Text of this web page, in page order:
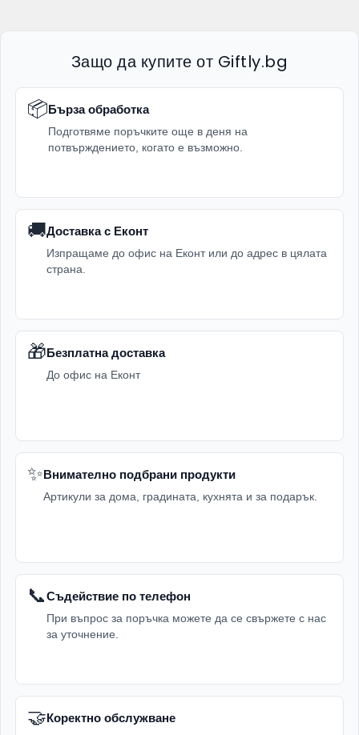
Защо да купите от Giftly.bg
📦Бърза обработка
Подготвяме поръчките още в деня на
потвърждението, когато е възможно.
🚚Доставка с Еконт
Изпращаме до офис на Еконт или до адрес в цялата
страна.
🎁Безплатна доставка
До офис на Еконт
✨Внимателно подбрани продукти
Артикули за дома, градината, кухнята и за подарък.
📞Съдействие по телефон
При въпрос за поръчка можете да се свържете с нас
за уточнение.
🤝Коректно обслужване